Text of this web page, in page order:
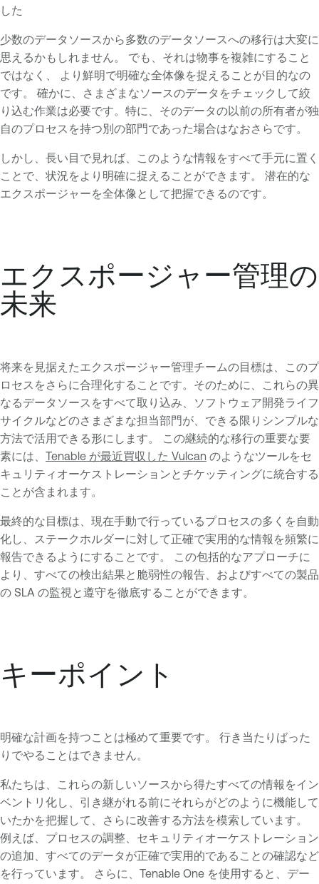
した
少数のデータソースから多数のデータソースへの移行は大変に
思えるかもしれません。 でも、それは物事を複雑にすること
ではなく、 より鮮明で明確な全体像を捉えることが目的なの
です。 確かに、さまざまなソースのデータをチェックして絞
り込む作業は必要です。特に、そのデータの以前の所有者が独
自のプロセスを持つ別の部門であった場合はなおさらです。
しかし、長い目で見れば、このような情報をすべて手元に置く
ことで、状況をより明確に捉えることができます。 潜在的な
エクスポージャーを全体像として把握できるのです。
エクスポージャー管理の
未来
将来を見据えたエクスポージャー管理チームの目標は、このプ
ロセスをさらに合理化することです。そのために、これらの異
なるデータソースをすべて取り込み、ソフトウェア開発ライフ
サイクルなどのさまざまな担当部門が、できる限りシンプルな
方法で活用できる形にします。 この継続的な移行の重要な要
素には、 Tenable が最近買収した Vulcan のようなツールをセ
キュリティオーケストレーションとチケッティングに統合する
ことが含まれます。
最終的な目標は、現在手動で行っているプロセスの多くを自動
化し、ステークホルダーに対して正確で実用的な情報を頻繁に
報告できるようにすることです。 この包括的なアプローチに
より、すべての検出結果と脆弱性の報告、およびすべての製品
の SLA の監視と遵守を徹底することができます。
キーポイント
明確な計画を持つことは極めて重要です。 行き当たりばった
りでやることはできません。
私たちは、これらの新しいソースから得たすべての情報をイン
ベントリ化し、引き継がれる前にそれらがどのように機能して
いたかを把握して、さらに改善する方法を模索しています。
例えば、プロセスの調整、セキュリティオーケストレーション
の追加、すべてのデータが正確で実用的であることの確認など
を行っています。 さらに、Tenable One を使用すると、デー